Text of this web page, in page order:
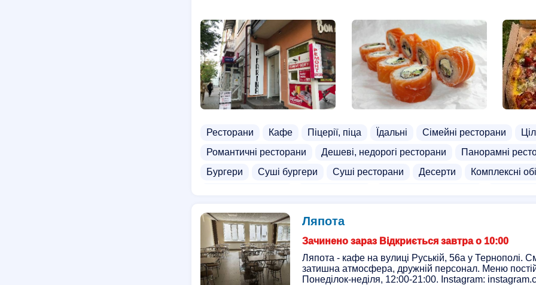
Ресторани Кафе Піцерії, піца Їдальні Сімейні ресторани
Романтичні ресторани
Дешеві, недорогі ресторани Панорамні
Бургери
Суші бургери Суші ресторани Десерти Комплексні
Доставка салатів
Доставка домашньої їжі
Доставка сніданків
Доставка чебуреків
Макаруни доставка Доставка м'яса Роли
Ляпота
Зачинено зараз Відкриється завтра о 10:00
Ляпота - кафе на вулиці Руській, 56а у Тернополі.
затишна атмосфера, дружній персонал. Меню
Понеділок-неділя, 12:00-21:00. Instagram: